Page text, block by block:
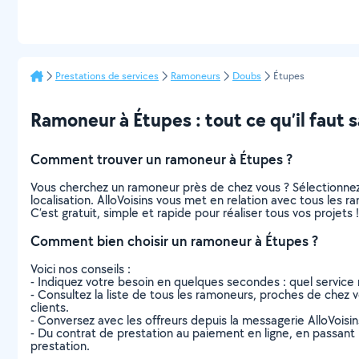
Prestations de services Ramoneurs Doubs Étupes
Ramoneur à Étupes : tout ce qu’il faut
Comment trouver un ramoneur à Étupes ?
Vous cherchez un ramoneur près de chez vous ?
localisation. AlloVoisins vous met en relation avec tous les
C’est gratuit, simple et rapide pour réaliser tous vos projets !
Comment bien choisir un ramoneur à Étupes ?
Voici nos conseils :
- Indiquez votre besoin en quelques secondes : quel
- Consultez la liste de tous les ramoneurs, proches de chez
clients.
- Conversez avec les offreurs depuis la messagerie
- Du contrat de prestation au paiement en ligne, en
prestation.